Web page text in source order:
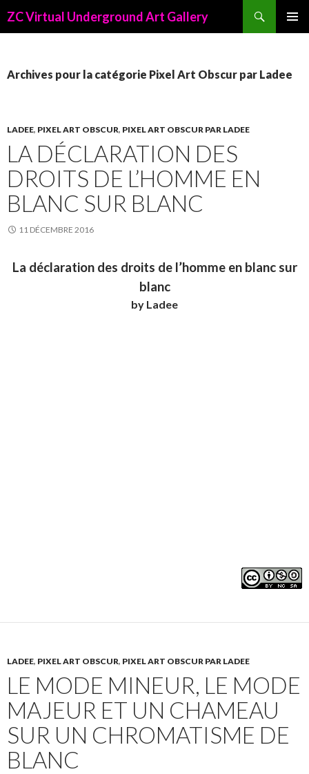
ZC Virtual Underground Art Gallery
PRINCIPAL
Archives pour la catégorie Pixel Art Obscur par Ladee
LADEE, PIXEL ART OBSCUR, PIXEL ART OBSCUR PAR LADEE
LA DÉCLARATION DES
DROITS DE L’HOMME EN
BLANC SUR BLANC
11 DÉCEMBRE 2016
La déclaration des droits de l’homme en blanc sur
blanc
by Ladee
LADEE, PIXEL ART OBSCUR, PIXEL ART OBSCUR PAR LADEE
LE MODE MINEUR, LE MODE
MAJEUR ET UN CHAMEAU
SUR UN CHROMATISME DE
BLANC